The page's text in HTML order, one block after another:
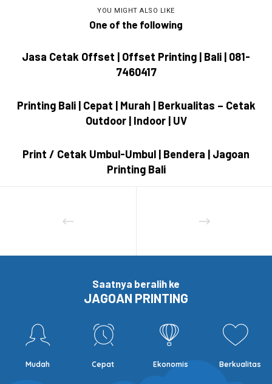
YOU MIGHT ALSO LIKE
One of the following
Jasa Cetak Offset | Offset Printing | Bali | 081-
7460417
Printing Bali | Cepat | Murah | Berkualitas – Cetak
Outdoor | Indoor | UV
Print / Cetak Umbul-Umbul | Bendera | Jagoan
Printing Bali
Saatnya beralih ke
JAGOAN PRINTING
Mudah Cepat Ekonomis Berkualitas